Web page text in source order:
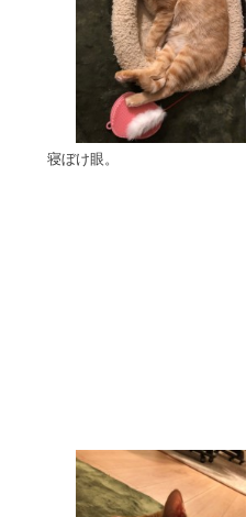
寝ぼけ眼。